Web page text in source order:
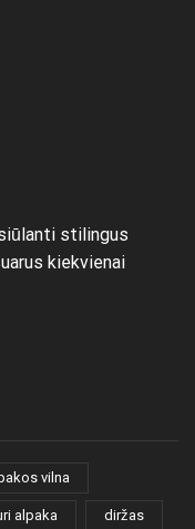
stilingus
kiekvienai
vilna
alpaka diržas